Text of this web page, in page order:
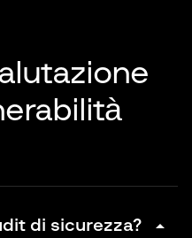
di sicurezza? arrow_drop_down